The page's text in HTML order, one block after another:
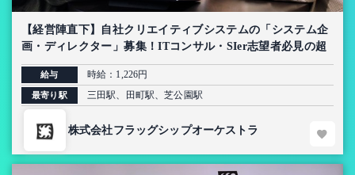
【経営陣直下】自社クリエイティブシステムの「システム企
画・ディレクター」募集！ITコンサル・SIer志望者必見の超
上流インターン【AI導入プロジェクト】
給与 時給：1,226円
最寄り駅 三田駅、田町駅、芝公園駅
株式会社フラッグシップオーケストラ